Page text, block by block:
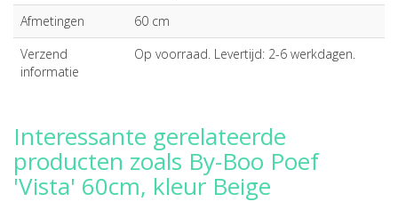
Afmetingen
60 cm
Verzend
informatie
Op voorraad. Levertijd: 2-6 werkdagen.
Interessante gerelateerde
producten zoals By-Boo Poef
'Vista' 60cm, kleur Beige